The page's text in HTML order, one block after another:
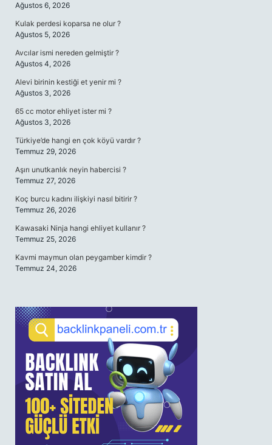
Ağustos 6, 2026
Kulak perdesi koparsa ne olur ?
Ağustos 5, 2026
Avcılar ismi nereden gelmiştir ?
Ağustos 4, 2026
Alevi birinin kestiği et yenir mi ?
Ağustos 3, 2026
65 cc motor ehliyet ister mi ?
Ağustos 3, 2026
Türkiye’de hangi en çok köyü vardır ?
Temmuz 29, 2026
Aşırı unutkanlık neyin habercisi ?
Temmuz 27, 2026
Koç burcu kadını ilişkiyi nasıl bitirir ?
Temmuz 26, 2026
Kawasaki Ninja hangi ehliyet kullanır ?
Temmuz 25, 2026
Kavmi maymun olan peygamber kimdir ?
Temmuz 24, 2026